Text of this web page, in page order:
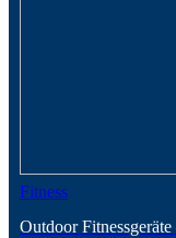
Fitness
Outdoor